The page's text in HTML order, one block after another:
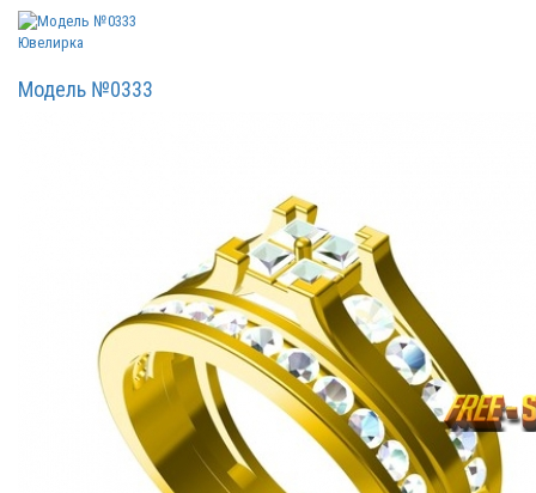
Ювелирка
Модель №0333